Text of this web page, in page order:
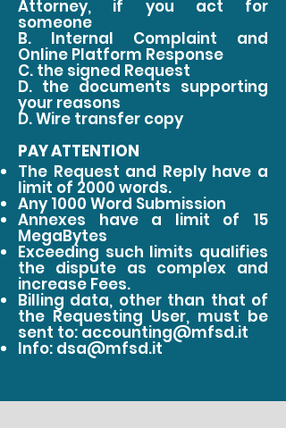
Attorney, if you act for
someone
B. Internal Complaint and
Online Platform Response
C. the signed Request
D. the documents supporting
your reasons
D. Wire transfer copy
PAY ATTENTION
The Request and Reply have a
limit of 2000 words.
Any 1000 Word Submission
Annexes have a limit of 15
MegaBytes
Exceeding such limits qualifies
the dispute as complex and
increase Fees.
Billing data, other than that of
the Requesting User, must be
sent to:accounting@mfsd.it
Info: dsa@mfsd.it